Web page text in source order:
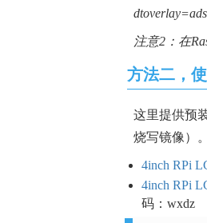
注意2：在
方法二，
这里提供预
烧写镜像）
4inch RPi
4inch RPi
码：wxdz